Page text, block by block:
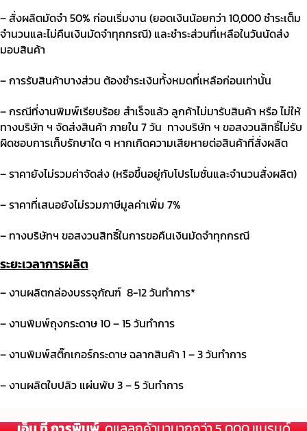
– สั่งผลิตมัดจำ 50% ก่อนเริ่มงาน (ยอดเงินน้อยกว่า 10,000ชำระเต็ม
จำนวนและไม่คืนเงินมัดจำทุกกรณี) และชำระส่วนที่เหลือในวันนัดส่ง
มอบสินค้า
– การรับสินค้าบางส่วน ต้องชำระเงินทั้งหมดที่เหลือก่อนเท่านั้น
– กรณีที่งานพิมพ์เรียบร้อย สำเร็จแล้ว ลูกค้าไม่มารับสินค้า หรือ ไม่ให้
ทางบริษัท ฯ จัดส่งสินค้า ภายใน 7วัน ทางบริษัท ฯ ขอสงวนสิทธิ์ไม่รับ
ผิดชอบการเก็บรักษาใด ๆ หากเกิดความเสียหายต่อสินค้าที่สั่งผลิต
– ราคายังไม่รวมค่าจัดส่ง(หรือขึ้นอยู่กับโปรโมชั่นและจำนวนสั่งผลิต)
– ราคาที่เสนอยังไม่รวมภาษีมูลค่าเพิ่ม 7%
– ทางบริษัทฯ ขอสงวนสิทธิ์ในการขอคืนเงินมัดจำทุกกรณี
ระยะเวลาการผลิต
– งานผลิตกล่องบรรจุภัณฑ์ 8-12วันทำการ*
– งานพิมพ์ถุงกระดาษ10 – 15วันทำการ
– งานพิมพ์สติ๊กเกอร์กระดาษ ฉลากสินค้า 1 – 3วันทำการ
– งานผลิตใบปลิว แผ่นพับ 3 – 5วันทำการ